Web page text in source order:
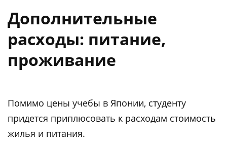
Дополнительные
расходы: питание,
проживание
Помимо цены учебы в Японии, студенту
придется приплюсовать к расходам стоимость
жилья и питания.